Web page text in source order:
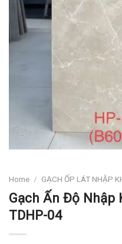
Home / GẠCH ỐP LÁT NHẬP
Gạch Ấn Độ Nhập
TDHP-04